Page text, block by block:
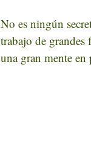
No es ningún
trabajo de grandes
una gran mente